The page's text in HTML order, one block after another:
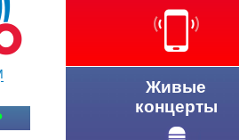
Живые
концерты